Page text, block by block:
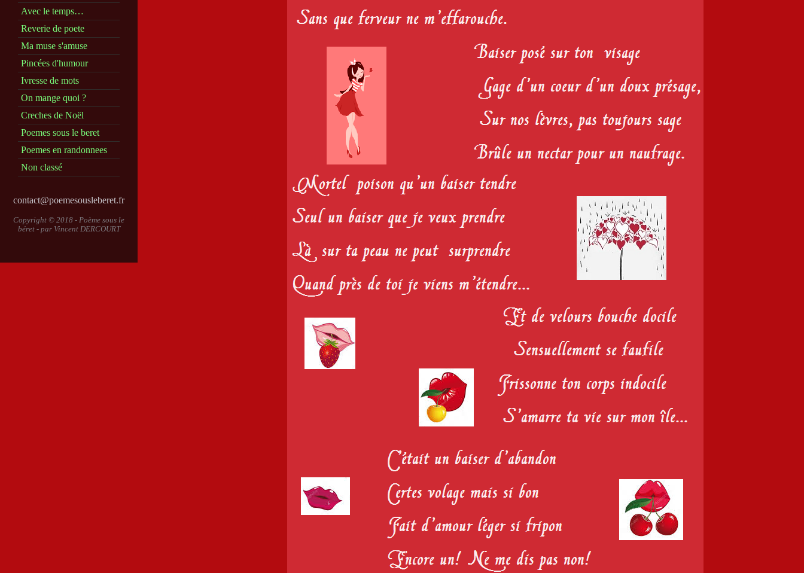
Avec le temps…
Reverie de poete
Ma muse s'amuse
Pincées d'humour
Ivresse de mots
On mange quoi ?
Creches de Noël
Poemes sous le beret
Poemes en randonnees
Non classé
contact@poemesousleberet.fr
Copyright © 2018 - Poème sous le
béret - par Vincent DERCOURT